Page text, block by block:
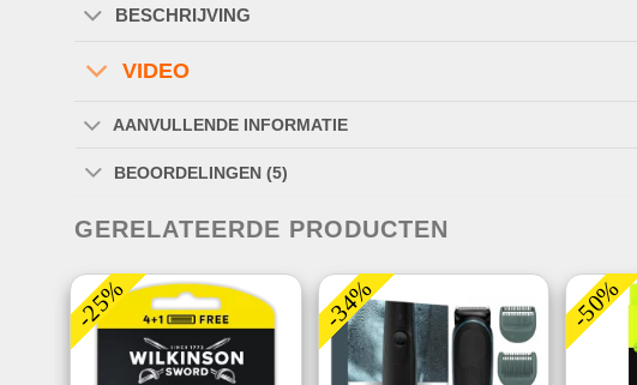
BESCHRIJVING
VIDEO
AANVULLENDE INFORMATIE
BEOORDELINGEN (5)
GERELATEERDE PRODUCTEN
-25% -34% -50%